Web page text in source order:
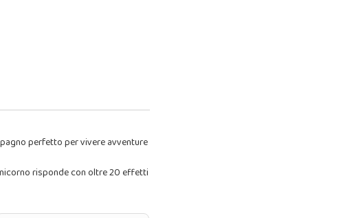
perfetto per vivere avventure
risponde con oltre 20 effetti